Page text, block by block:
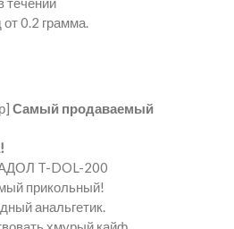
0.2 грамма.
Самый продаваемый
T-DOL-200
прикольный!
анальгетик.